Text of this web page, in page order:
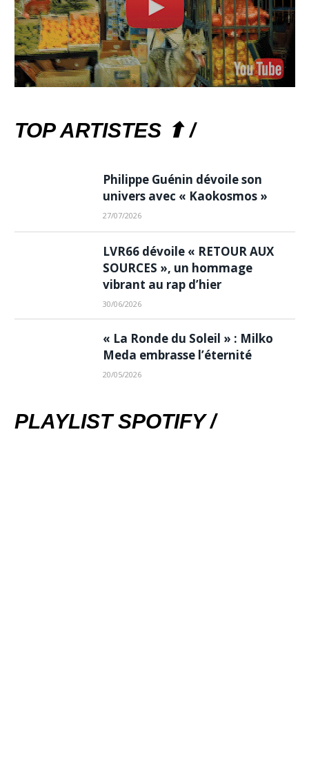
TOP ARTISTES ⬆ /
Philippe Guénin dévoile son
univers avec « Kaokosmos »
27/07/2026
LVR66 dévoile « RETOUR AUX
SOURCES », un hommage
vibrant au rap d’hier
30/06/2026
« La Ronde du Soleil » : Milko
Meda embrasse l’éternité
20/05/2026
PLAYLIST SPOTIFY /